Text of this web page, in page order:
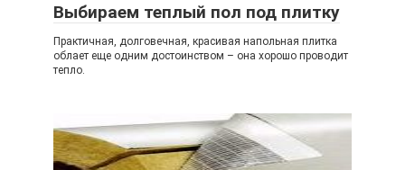
Выбираем теплый пол под плитку
Практичная, долговечная, красивая напольная плитка
облает еще одним достоинством – она хорошо проводит
тепло.